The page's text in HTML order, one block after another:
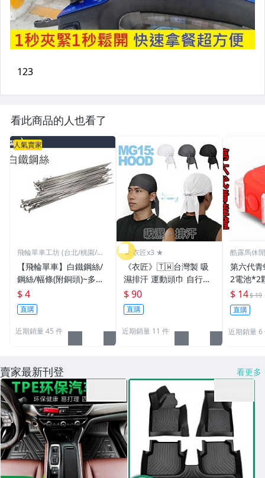
看此商品的人也看了
人氣賣家
飛輪單車工坊 (台北/桃園/高
【飛輪單車】白鐵鋼絲/
鋼絲/幅條(附銅頭)~多種
規格/一支價格需要多少
買多少[1101]
$ 4
直購
近期銷量 45 件
★ 衣匠x3 ★
《衣匠》🇹🇼台灣製 吸
濕排汗 運動頭巾 自行車
頭巾 機車 自行車小帽 海
盜帽﹝MG15﹞
$ 90
直購
近期銷量 11 件
酷露馬休
第六代青蛙燈 (
2電池*2
警示燈
車尾燈
1
$ 14$ 19
直購
近期銷量 6
賣家最新刊登 看更多